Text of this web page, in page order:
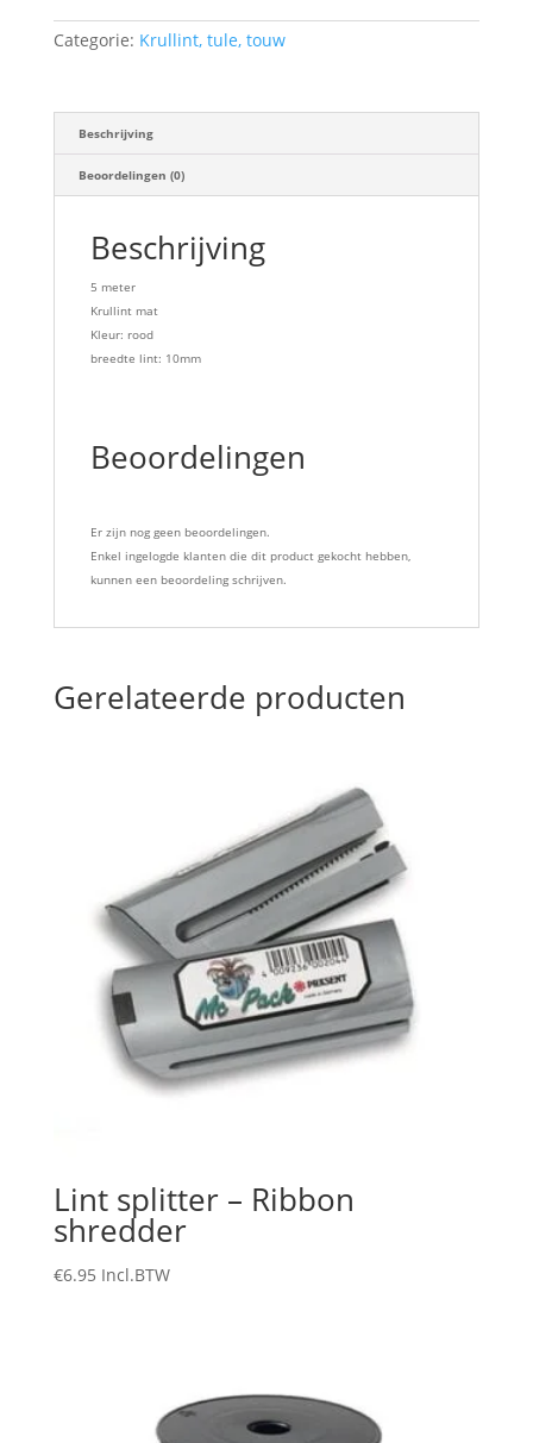
aantal
Categorie: Krullint, tule, touw
Beschrijving
Beoordelingen (0)
Beschrijving
5 meter
Krullint mat
Kleur: rood
breedte lint: 10mm
Beoordelingen
Er zijn nog geen beoordelingen.
Enkel ingelogde klanten die dit product gekocht hebben,
kunnen een beoordeling schrijven.
Gerelateerde producten
Lint splitter – Ribbon
shredder
€6.95 Incl.BTW